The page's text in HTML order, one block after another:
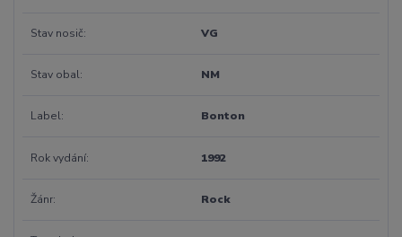
Stav nosič VG
Stav obal NM
Label Bonton
Rok vydání 1992
Žánr Rock